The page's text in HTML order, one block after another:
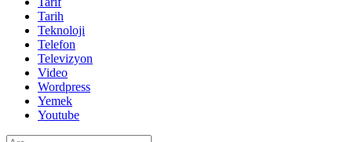
Tarih
Teknoloji
Telefon
Televizyon
Video
Wordpress
Yemek
Youtube